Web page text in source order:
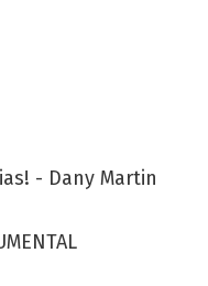
- Dany Martin